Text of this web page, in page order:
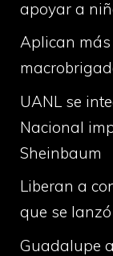
apoyar a
Aplican
UANL se
Nacional
Sheinbaum
Liberan a
que se
Guadalupe